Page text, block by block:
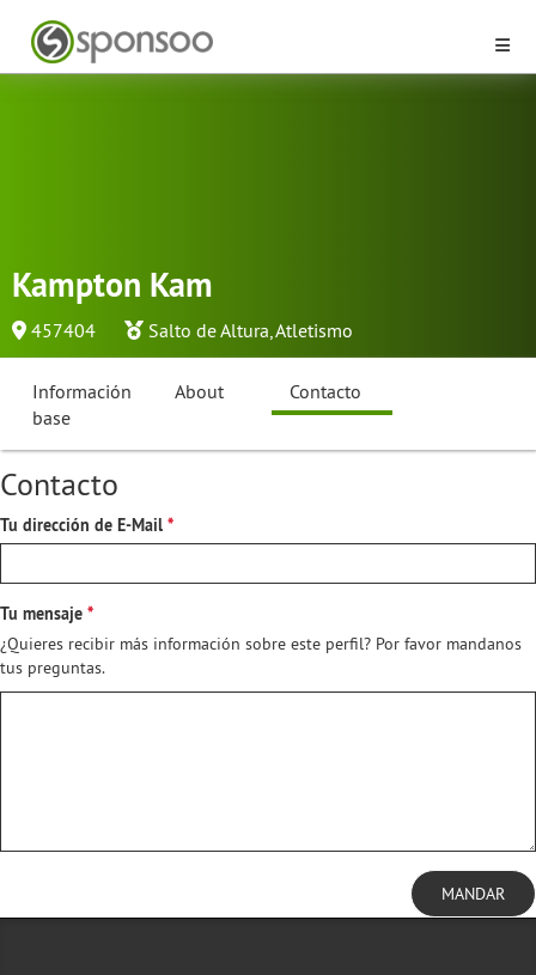
Kampton Kam
457404 Salto de Altura,Atletismo
Información
base
About Contacto
Contacto
Tu dirección de E-Mail
Tu mensaje
¿Quieres recibir más información sobre este perfil? Por favor mandanos
tus preguntas.
MANDAR